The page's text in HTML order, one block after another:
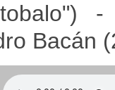
-
Bacán